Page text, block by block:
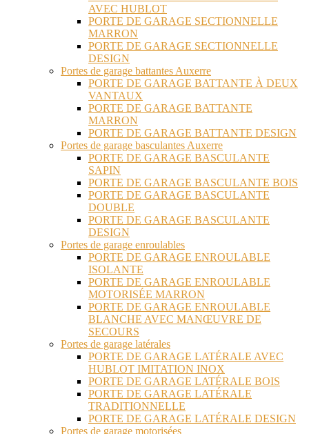
AVEC HUBLOT
PORTE DE GARAGE SECTIONNELLE
MARRON
PORTE DE GARAGE SECTIONNELLE
DESIGN
Portes de garage battantes Auxerre
PORTE DE GARAGE BATTANTE À DEUX
VANTAUX
PORTE DE GARAGE BATTANTE
MARRON
PORTE DE GARAGE BATTANTE DESIGN
Portes de garage basculantes Auxerre
PORTE DE GARAGE BASCULANTE
SAPIN
PORTE DE GARAGE BASCULANTE BOIS
PORTE DE GARAGE BASCULANTE
DOUBLE
PORTE DE GARAGE BASCULANTE
DESIGN
Portes de garage enroulables
PORTE DE GARAGE ENROULABLE
ISOLANTE
PORTE DE GARAGE ENROULABLE
MOTORISÉE MARRON
PORTE DE GARAGE ENROULABLE
BLANCHE AVEC MANŒUVRE DE
SECOURS
Portes de garage latérales
PORTE DE GARAGE LATÉRALE AVEC
HUBLOT IMITATION INOX
PORTE DE GARAGE LATÉRALE BOIS
PORTE DE GARAGE LATÉRALE
TRADITIONNELLE
PORTE DE GARAGE LATÉRALE DESIGN
Portes de garage motorisées